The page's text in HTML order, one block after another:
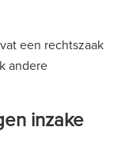
een rechtszaak
andere
inzake